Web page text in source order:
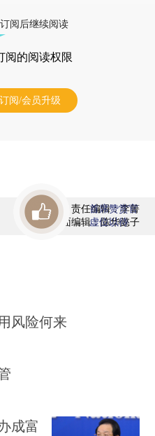
阅后继续阅读
阅的阅读权限
订阅/会员升级
责任编辑：李箐
版面编辑：陈华懿子
首席赞赏官
虚位以待
风险何来
成富